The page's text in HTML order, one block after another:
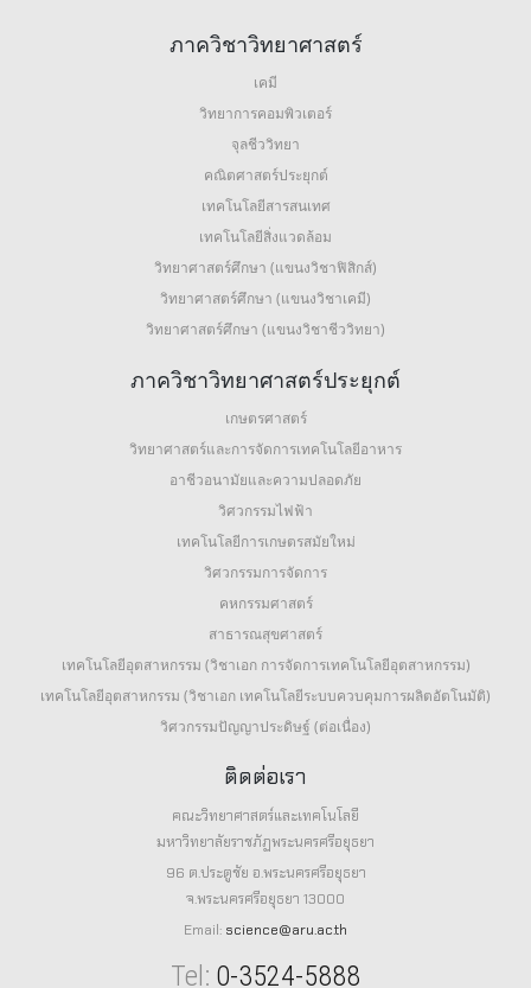
ภาควิชาวิทยาศาสตร์
เคมี
วิทยาการคอมพิวเตอร์
จุลชีววิทยา
คณิตศาสตร์ประยุกต์
เทคโนโลยีสารสนเทศ
เทคโนโลยีสิ่งแวดล้อม
วิทยาศาสตร์ศึกษา (แขนงวิชาฟิสิกส์)
วิทยาศาสตร์ศึกษา (แขนงวิชาเคมี)
วิทยาศาสตร์ศึกษา (แขนงวิชาชีววิทยา)
ภาควิชาวิทยาศาสตร์ประยุกต์
เกษตรศาสตร์
วิทยาศาสตร์และการจัดการเทคโนโลยีอาหาร
อาชีวอนามัยและความปลอดภัย
วิศวกรรมไฟฟ้า
เทคโนโลยีการเกษตรสมัยใหม่
วิศวกรรมการจัดการ
คหกรรมศาสตร์
สาธารณสุขศาสตร์
เทคโนโลยีอุตสาหกรรม (วิชาเอก การจัดการเทคโนโลยีอุตสาหกรรม)
เทคโนโลยีอุตสาหกรรม (วิชาเอก เทคโนโลยีระบบควบคุมการผลิตอัตโนมัติ)
วิศวกรรมปัญญาประดิษฐ์ (ต่อเนื่อง)
ติดต่อเรา
คณะวิทยาศาสตร์และเทคโนโลยี
มหาวิทยาลัยราชภัฏพระนครศรีอยุธยา
96 ต.ประตูชัย อ.พระนครศรีอยุธยา
จ.พระนครศรีอยุธยา 13000
Email: science@aru.ac.th
Tel: 0-3524-5888